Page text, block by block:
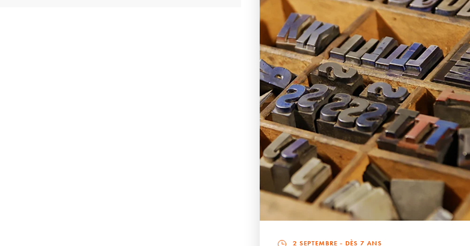
2 SEPTEMBRE - DÈS 7 ANS